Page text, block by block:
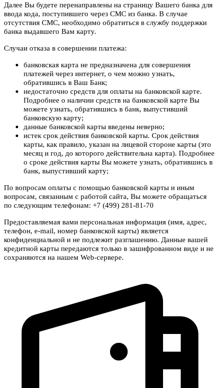
Далее Вы будете перенаправлены на страницу Вашего банка для
ввода кода, поступившего через СМС из банка. В случае
отсутствия СМС, необходимо обратиться в службу поддержки
банка выдавшего Вам карту.
Случаи отказа в совершении платежа:
банковская карта не предназначена для совершения
платежей через интернет, о чем можно узнать,
обратившись в Ваш Банк;
недостаточно средств для оплаты на банковской карте.
Подробнее о наличии средств на банковской карте Вы
можете узнать, обратившись в банк, выпустивший
банковскую карту;
данные банковской карты введены неверно;
истек срок действия банковской карты. Срок действия
карты, как правило, указан на лицевой стороне карты (это
месяц и год, до которого действительна карта). Подробнее
о сроке действия карты Вы можете узнать, обратившись в
банк, выпустивший карту;
По вопросам оплаты с помощью банковской карты и иным
вопросам, связанным с работой сайта, Вы можете обращаться
по следующим телефонам: +7 (499) 281-81-70
Предоставляемая вами персональная информация (имя, адрес,
телефон, e-mail, номер банковской карты) является
конфиденциальной и не подлежит разглашению. Данные вашей
кредитной карты передаются только в зашифрованном виде и не
сохраняются на нашем Web-сервере.